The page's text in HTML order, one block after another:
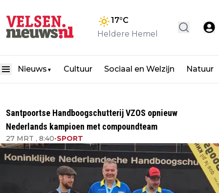
17°C
Heldere Hemel
Nieuws ▼ Cultuur Sociaal en Welzijn Natuur
Santpoortse Handboogschutterij VZOS opnieuw
Nederlands kampioen met compoundteam
27 MRT , 8:40•SPORT